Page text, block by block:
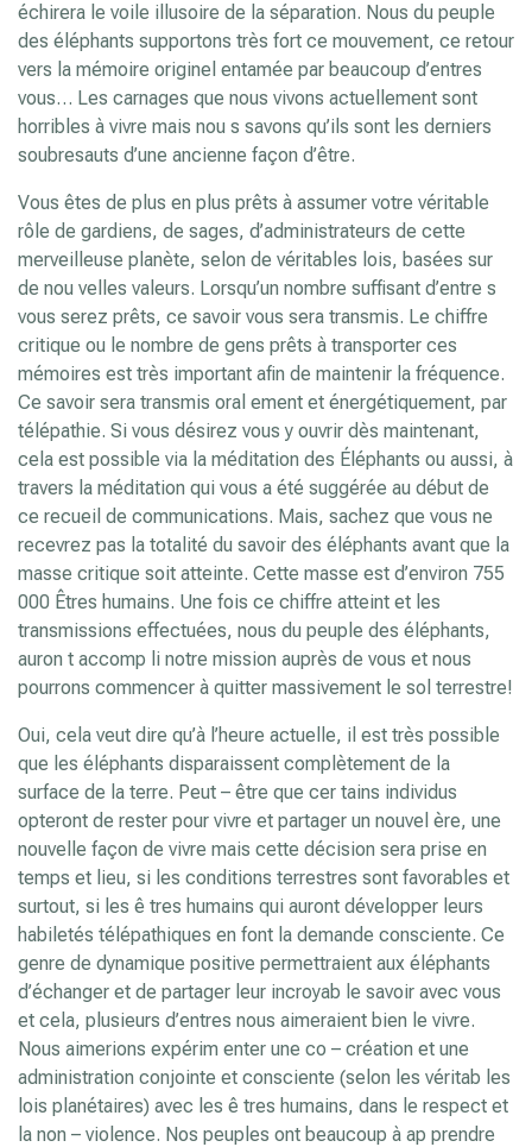
échirera le voile illusoire de la séparation. Nous du peuple
des éléphants supportons très fort ce mouvement, ce retour
vers la mémoire originel entamée par beaucoup d’entres
vous… Les carnages que nous vivons actuellement sont
horribles à vivre mais nou s savons qu’ils sont les derniers
soubresauts d’une ancienne façon d’être.
Vous êtes de plus en plus prêts à assumer votre véritable
rôle de gardiens, de sages, d’administrateurs de cette
merveilleuse planète, selon de véritables lois, basées sur
de nou velles valeurs. Lorsqu’un nombre suffisant d’entre s
vous serez prêts, ce savoir vous sera transmis. Le chiffre
critique ou le nombre de gens prêts à transporter ces
mémoires est très important afin de maintenir la fréquence.
Ce savoir sera transmis oral ement et énergétiquement, par
télépathie. Si vous désirez vous y ouvrir dès maintenant,
cela est possible via la méditation des Éléphants ou aussi, à
travers la méditation qui vous a été suggérée au début de
ce recueil de communications. Mais, sachez que vous ne
recevrez pas la totalité du savoir des éléphants avant que la
masse critique soit atteinte. Cette masse est d’environ 755
000 Êtres humains. Une fois ce chiffre atteint et les
transmissions effectuées, nous du peuple des éléphants,
auron t accomp li notre mission auprès de vous et nous
pourrons commencer à quitter massivement le sol terrestre!
Oui, cela veut dire qu’à l’heure actuelle, il est très possible
que les éléphants disparaissent complètement de la
surface de la terre. Peut – être que cer tains individus
opteront de rester pour vivre et partager un nouvel ère, une
nouvelle façon de vivre mais cette décision sera prise en
temps et lieu, si les conditions terrestres sont favorables et
surtout, si les ê tres humains qui auront développer leurs
habiletés télépathiques en font la demande consciente. Ce
genre de dynamique positive permettraient aux éléphants
d’échanger et de partager leur incroyab le savoir avec vous
et cela, plusieurs d’entres nous aimeraient bien le vivre.
Nous aimerions expérim enter une co – création et une
administration conjointe et consciente (selon les véritab les
lois planétaires) avec les ê tres humains, dans le respect et
la non – violence. Nos peuples ont beaucoup à ap prendre